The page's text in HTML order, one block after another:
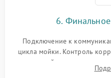
6.
Подключение к
цикла мойки. Контроль
до нужной температуры,
штатного слива и